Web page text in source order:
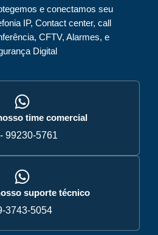
e conectamos seu
IP, Contact center, call
CFTV, Alarmes, e
Digital
time comercial
99230-5761
suporte técnico
3743-5054